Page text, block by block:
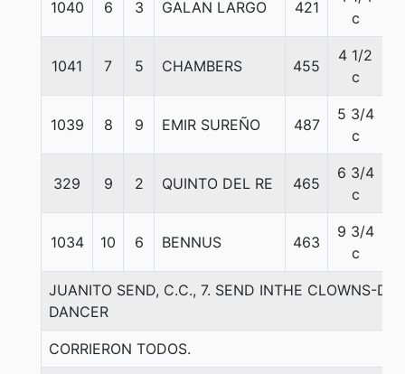
1040 6 3 GALAN LARGO 421
c
1041 7 5 CHAMBERS 455
4 1/2
c
1039 8 9 EMIR SUREÑO 487
5 3/4
c
329 9 2 QUINTO DEL RE 465
6 3/4
c
1034 10 6 BENNUS 463
9 3/4
c
JUANITO SEND, C.C., 7. SEND INTHE CLOWNS-
DANCER
CORRIERON TODOS.